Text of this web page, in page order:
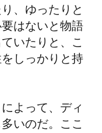
、ゆったりと
はないと物語
いたりと、こ
しっかりと持
よって、ディ
いのだ。ここ